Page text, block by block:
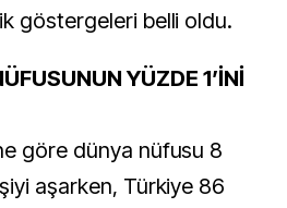
göstergeleri belli oldu.
YÜZDE 1’İNİ
göre dünya nüfusu 8
aşarken, Türkiye 86